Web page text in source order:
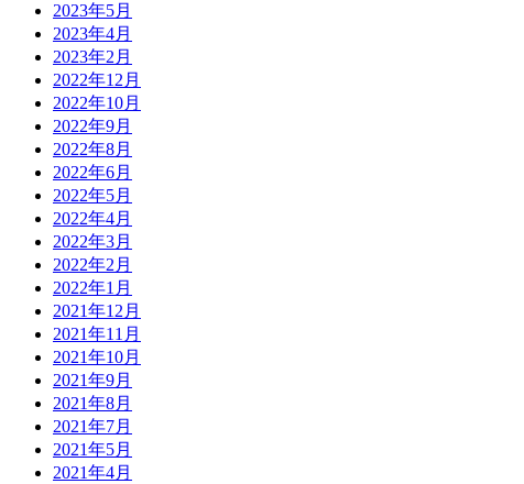
2023年5月
2023年4月
2023年2月
2022年12月
2022年10月
2022年9月
2022年8月
2022年6月
2022年5月
2022年4月
2022年3月
2022年2月
2022年1月
2021年12月
2021年11月
2021年10月
2021年9月
2021年8月
2021年7月
2021年5月
2021年4月